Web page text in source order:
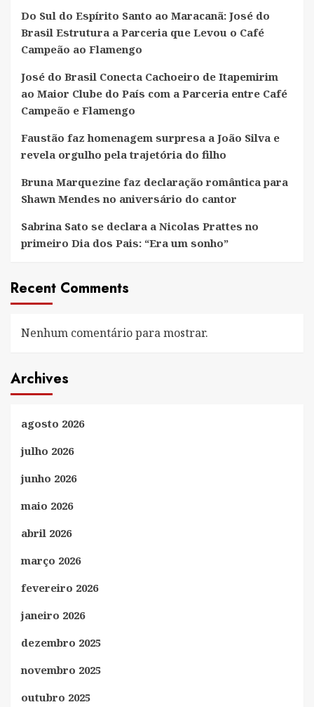
Do Sul do Espírito Santo ao Maracanã: José do
Brasil Estrutura a Parceria que Levou o Café
Campeão ao Flamengo
José do Brasil Conecta Cachoeiro de Itapemirim
ao Maior Clube do País com a Parceria entre Café
Campeão e Flamengo
Faustão faz homenagem surpresa a João Silva e
revela orgulho pela trajetória do filho
Bruna Marquezine faz declaração romântica para
Shawn Mendes no aniversário do cantor
Sabrina Sato se declara a Nicolas Prattes no
primeiro Dia dos Pais: “Era um sonho”
Recent Comments
Nenhum comentário para mostrar.
Archives
agosto 2026
julho 2026
junho 2026
maio 2026
abril 2026
março 2026
fevereiro 2026
janeiro 2026
dezembro 2025
novembro 2025
outubro 2025